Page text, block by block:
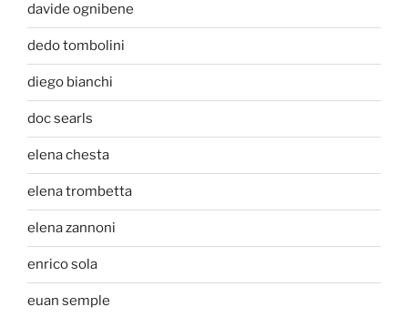
davide ognibene
dedo tombolini
diego bianchi
doc searls
elena chesta
elena trombetta
elena zannoni
enrico sola
euan semple